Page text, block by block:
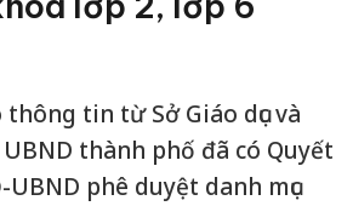
tin từ Sở Giáo dục và
thành phố đã có Quyết
phê duyệt danh mục